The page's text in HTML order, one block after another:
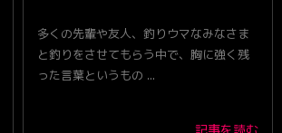
多くの先輩や友人、釣りウマなみなさま
と釣りをさせてもらう中で、胸に強く残
った言葉というもの ...
記事を読む